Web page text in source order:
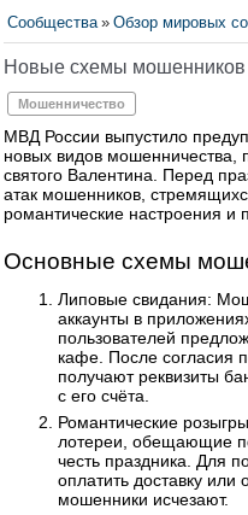
Сообщества » Обзор мировых
Новые схемы
Мошенничество
МВД России выпустило
новых видов мошенничества,
святого Валентина. Перед
атак мошенников,
романтические настроения и
Основные схемы
Липовые свидания:
аккаунты в
пользователей
кафе. После согласия
получают реквизиты
с его счёта.
Романтические
лотереи, обещающие
честь праздника. Для
оплатить доставку
мошенники исчезают.